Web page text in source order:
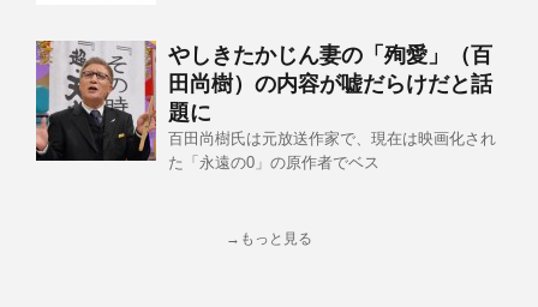
やしきたかじん妻の「殉愛」（百
田尚樹）の内容が嘘だらけだと話
題に
百田尚樹氏は元放送作家で、現在は映画化され
た「永遠の0」の原作者でベス
→もっと見る